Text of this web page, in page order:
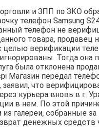
и ЗПП по ЗКО
телефон Samsung
телефон не
товара,
верификации
Тогда она
была отклонена
Магазин передал
что
курьера вновь в г.
в нем. По этой
галереи, собранные
денежных средств